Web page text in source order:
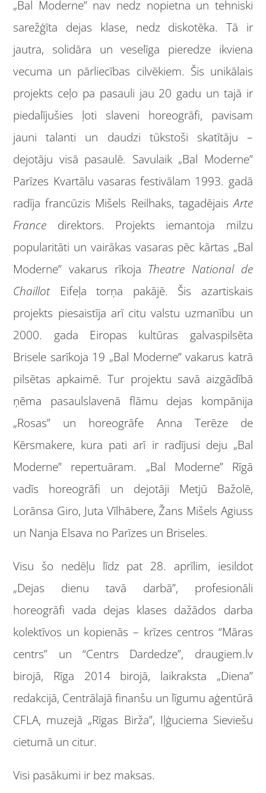
„Bal Moderne” nav nedz nopietna un tehniski
sarežģīta dejas klase, nedz diskotēka. Tā ir
jautra, solidāra un veselīga pieredze ikviena
vecuma un pārliecības cilvēkiem. Šis unikālais
projekts ceļo pa pasauli jau 20 gadu un tajā ir
piedalījušies ļoti slaveni horeogrāfi, pavisam
jauni talanti un daudzi tūkstoši skatītāju –
dejotāju visā pasaulē. Savulaik „Bal Moderne”
Parīzes Kvartālu vasaras festivālam 1993. gadā
radīja francūzis Mišels Reilhaks, tagadējaisArte
France direktors. Projekts iemantoja milzu
popularitāti un vairākas vasaras pēc kārtas „Bal
Moderne” vakarus rīkoja Theatre National de
ChaillotEifeļa torņa pakājē. Šis azartiskais
projekts piesaistīja arī citu valstu uzmanību un
2000. gada Eiropas kultūras galvaspilsēta
Brisele sarīkoja 19 „Bal Moderne” vakarus katrā
pilsētas apkaimē. Tur projektu savā aizgādībā
ņēma pasaulslavenā flāmu dejas kompānija
„Rosas” un horeogrāfe Anna Terēze de
Kērsmakere, kura pati arī ir radījusi deju „Bal
Moderne” repertuāram. „Bal Moderne” Rīgā
vadīs horeogrāfi un dejotāji Metjū Bažolē,
Lorānsa Giro, Juta Vīlhābere, Žans Mišels Agiuss
un Nanja Elsava no Parīzes un Briseles.
Visu šo nedēļu līdz pat 28. aprīlim, iesildot
„Dejas dienu tavā darbā”, profesionāli
horeogrāfi vada dejas klases dažādos darba
kolektīvos un kopienās – krīzes centros “Māras
centrs” un “Centrs Dardedze”, draugiem.lv
birojā, Rīga 2014 birojā, laikraksta „Diena”
redakcijā, Centrālajā finanšu un līgumu aģentūrā
CFLA, muzejā „Rīgas Birža”, Iļģuciema Sieviešu
cietumā un citur.
Visi pasākumi ir bez maksas.